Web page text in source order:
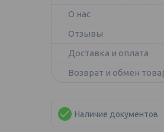
О нас
Отзывы
Доставка и оплата
Возврат и обмен
Наличие документов